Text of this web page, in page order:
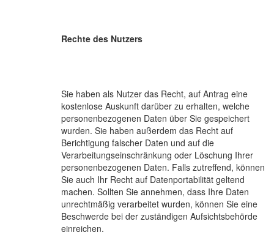
Rechte des Nutzers
Sie haben als Nutzer das Recht, auf Antrag eine
kostenlose Auskunft darüber zu erhalten, welche
personenbezogenen Daten über Sie gespeichert
wurden. Sie haben außerdem das Recht auf
Berichtigung falscher Daten und auf die
Verarbeitungseinschränkung oder Löschung Ihrer
personenbezogenen Daten. Falls zutreffend, können
Sie auch Ihr Recht auf Datenportabilität geltend
machen. Sollten Sie annehmen, dass Ihre Daten
unrechtmäßig verarbeitet wurden, können Sie eine
Beschwerde bei der zuständigen Aufsichtsbehörde
einreichen.